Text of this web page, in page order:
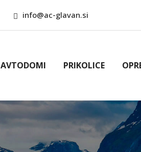
info@ac-glavan.si
AVTODOMI PRIKOLICE